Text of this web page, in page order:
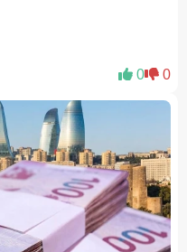
0 0